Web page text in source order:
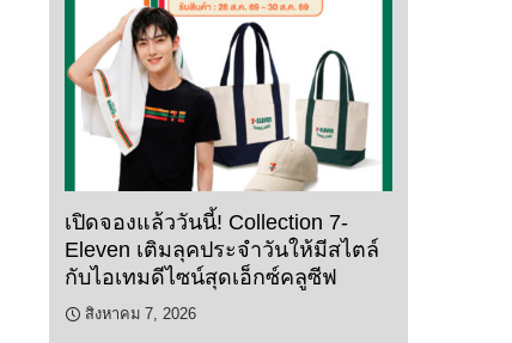
เปิดจองแล้ววันนี้! Collection 7-
Eleven เติมลุคประจำวันให้มีสไตล์
กับไอเทมดีไซน์สุดเอ็กซ์คลูซีฟ
สิงหาคม 7, 2026